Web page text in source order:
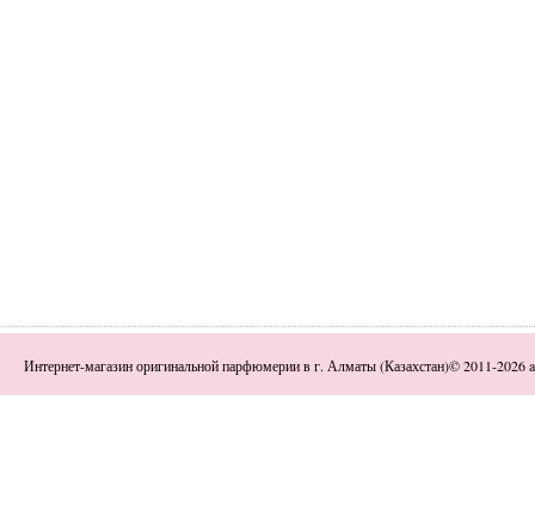
Интернет-магазин оригинальной парфюмерии в г. Алматы (Казахстан)© 2011-2026